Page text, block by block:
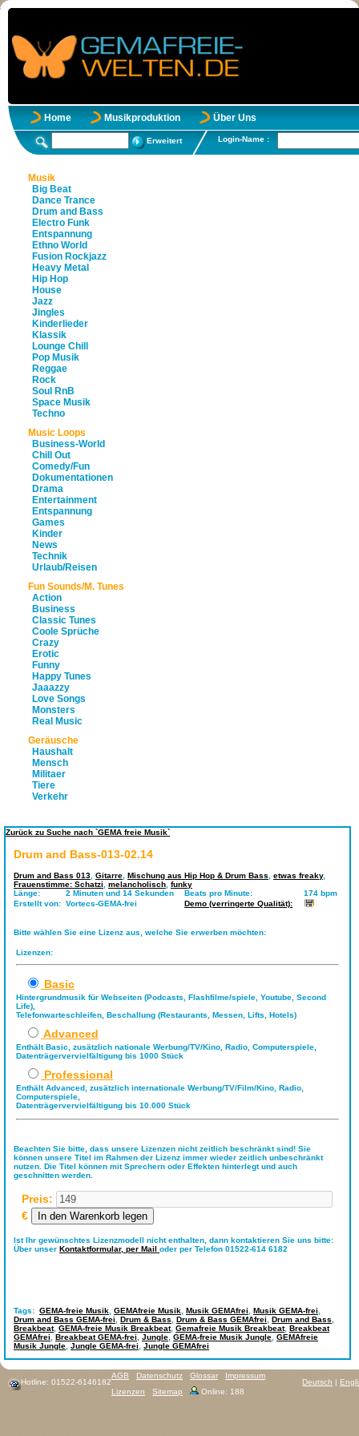
Home Musikproduktion Über Uns
Erweitert Login-Name :
Musik
Big Beat
Dance Trance
Drum and Bass
Electro Funk
Entspannung
Ethno World
Fusion Rockjazz
Heavy Metal
Hip Hop
House
Jazz
Jingles
Kinderlieder
Klassik
Lounge Chill
Pop Musik
Reggae
Rock
Soul RnB
Space Musik
Techno
Music Loops
Business-World
Chill Out
Comedy/Fun
Dokumentationen
Drama
Entertainment
Entspannung
Games
Kinder
News
Technik
Urlaub/Reisen
Fun Sounds/M. Tunes
Action
Business
Classic Tunes
Coole Sprüche
Crazy
Erotic
Funny
Happy Tunes
Jaaazzy
Love Songs
Monsters
Real Music
Geräusche
Haushalt
Mensch
Militaer
Tiere
Verkehr
Zurück zu Suche nach `GEMA freie Musik`
Drum and Bass-013-02.14
Drum and Bass 013 Gitarre Mischung aus Hip Hop & Drum Bass etwas freaky,
Frauenstimme: Schatzi
melancholisch funky
Länge:
2 Minuten und 14 Sekunden Beats pro Minute:
174 bpm
Erstellt von: Vortecs-GEMA-frei Demo (verringerte Qualität):
Bitte wählen Sie eine Lizenz aus, welche Sie erwerben möchten:
Lizenzen:
Basic
Hintergrundmusik für Webseiten (Podcasts, Flashfilme/spiele, Youtube, Second
Life),
Telefonwarteschleifen, Beschallung (Restaurants, Messen, Lifts, Hotels)
Advanced
Enthält Basic, zusätzlich nationale Werbung/TV/Kino, Radio, Computerspiele,
Datenträgervervielfältigung bis 1000 Stück
Professional
Enthält Advanced, zusätzlich internationale Werbung/TV/Film/Kino, Radio,
Computerspiele,
Datenträgervervielfältigung bis 10.000 Stück
Beachten Sie bitte, dass unsere Lizenzen nicht zeitlich beschränkt sind! Sie
können unsere Titel im Rahmen der Lizenz immer wieder zeitlich unbeschränkt
nutzen. Die Titel können mit Sprechern oder Effekten hinterlegt und auch
geschnitten werden.
Preis:
€
Ist Ihr gewünschtes Lizenzmodell nicht enthalten, dann kontaktieren Sie uns bitte:
Über unser Kontaktformular, per Mail oder per Telefon 01522-614 6182
Tags: GEMA-freie Musik GEMAfreie Musik Musik GEMAfrei Musik GEMA-frei
Drum and Bass GEMA-frei
Drum & Bass Drum & Bass GEMAfrei Drum and Bass
Breakbeat, GEMA-freie Musik Breakbeat, Gemafreie Musik Breakbeat, Breakbeat
GEMAfrei
Breakbeat GEMA-frei Jungle GEMA-freie Musik Jungle GEMAfreie
Musik Jungle Jungle GEMA-frei Jungle GEMAfrei
Hotline: 01522-6146182 Deutsch |
AGB Datenschutz Glossar
Impressum
Lizenzen
Sitemap Online: 188